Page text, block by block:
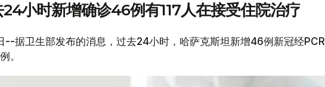
小时新增确诊46例有117人在接受住院治疗
--据卫生部发布的消息，过去24小时，哈萨克斯坦新增46例新冠经PCR
。